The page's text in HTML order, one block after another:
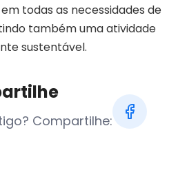
todas as necessidades de
também uma atividade
sustentável.
Compartilhe: